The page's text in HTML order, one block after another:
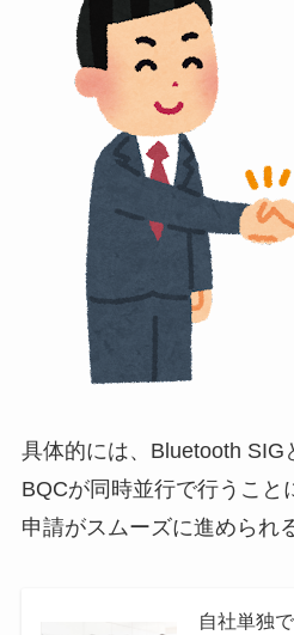
具体的には、Bluetooth SIG
BQCが同時並行で行うこと
申請がスムーズに進められ
自社単独